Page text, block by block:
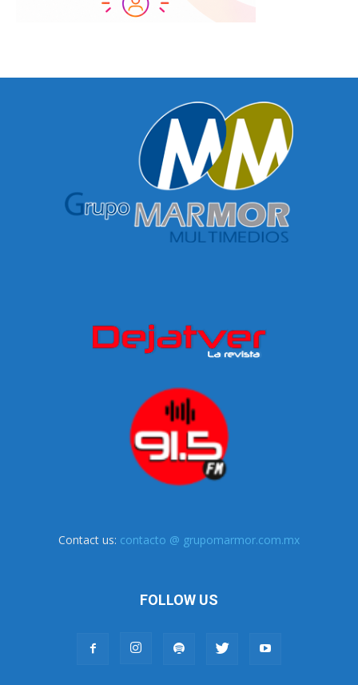
Contact us: contacto @ grupomarmor.com.mx
FOLLOW US